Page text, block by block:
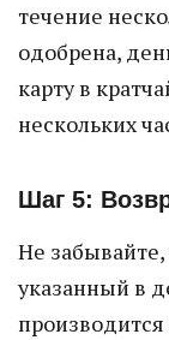
течение
одобрена,
карту в
нескольких
Шаг 5:
Не
указанный в